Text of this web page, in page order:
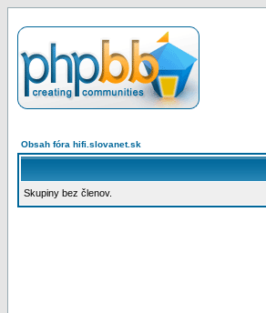
Obsah fóra hifi.slovanet.sk
Skupiny bez členov.